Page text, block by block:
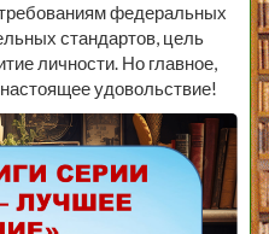
федеральных
стандартов, цель
личности. Но главное,
удовольствие!